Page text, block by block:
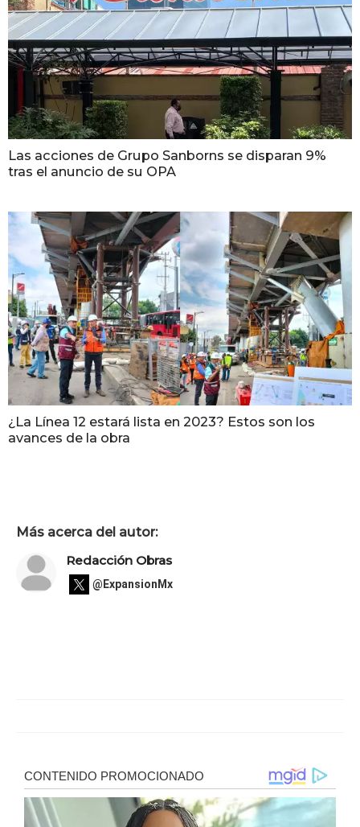
Las acciones de Grupo Sanborns se disparan 9%
tras el anuncio de su OPA
¿La Línea 12 estará lista en 2023? Estos son los
avances de la obra
Más acerca del autor:
Redacción Obras
@ExpansionMx